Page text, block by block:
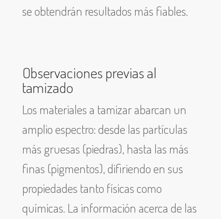
se obtendrán resultados más fiables.
Observaciones previas al
tamizado
Los materiales a tamizar abarcan un
amplio espectro: desde las partículas
más gruesas (piedras), hasta las más
finas (pigmentos), difiriendo en sus
propiedades tanto físicas como
químicas. La información acerca de las